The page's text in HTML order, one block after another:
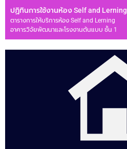
ปฏิทินการใช้งานห้อง Self and Lerning
ตารางการให้บริการห้อง Self and Lerning
อาคารวิจัยพัฒนาและโรงงานต้นแบบ ชั้น 1